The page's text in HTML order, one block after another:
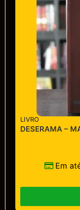
LIVRO
DESERAMA –
Em